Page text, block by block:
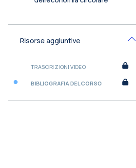
Risorse aggiuntive
TRASCRIZIONI VIDEO
BIBLIOGRAFIA DEL CORSO